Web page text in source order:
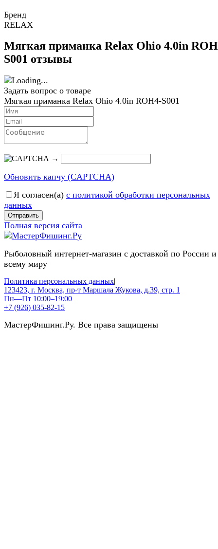
Бренд
RELAX
Мягкая приманка Relax Ohio 4.0in
S001 отзывы
Задать вопрос о товаре
Мягкая приманка Relax Ohio 4.0in ROH4-S001
→
Обновить капчу (CAPTCHA)
Я согласен(a) с политикой обработки персональных
данных
Отправить
Полная версия сайта
Рыболовный интернет-магазин с доставкой по России и
всему миру
Политика персональных данных|
123423, г. Москва, пр-т Маршала Жукова, д.39, стр. 1
Пн—Пт 10:00–19:00
+7 (926) 035-82-15
МастерФишинг.Ру. Все права защищены